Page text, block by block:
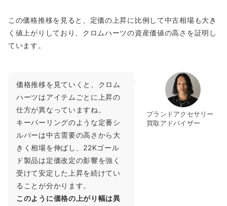
この価格推移を見ると、定価の上昇に比例して中古相場も大き
く値上がりしており、クロムハーツの資産価値の高さを証明し
ています。
ブランドアクセサリー
買取アドバイザー
価格推移を見ていくと、クロム
ハーツはアイテムごとに上昇の
仕方が異なっていますね。
キーパーリングのような定番シ
ルバーは中古需要の高さから大
きく相場を伸ばし、22Kゴール
ド製品は定価改定の影響を強く
受けて安定した上昇を続けてい
ることが分かります。
このように価格の上がり幅は異